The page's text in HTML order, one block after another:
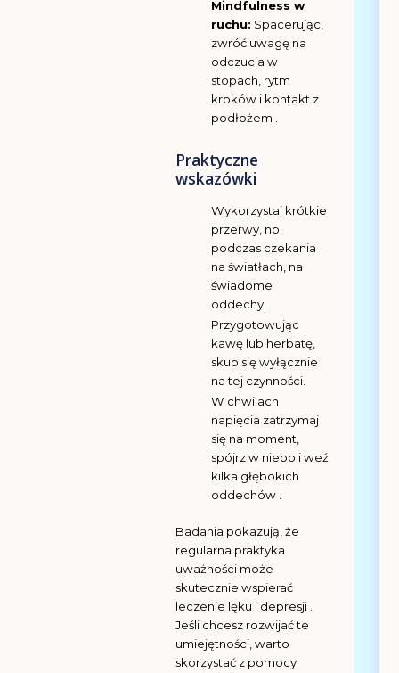
Mindfulness w
ruchu: Spacerując,
zwróć uwagę na
odczucia w
stopach, rytm
kroków i kontakt z
podłożem .
Praktyczne
wskazówki
Wykorzystaj krótkie
przerwy, np.
podczas czekania
na światłach, na
świadome
oddechy.
Przygotowując
kawę lub herbatę,
skup się wyłącznie
na tej czynności.
W chwilach
napięcia zatrzymaj
się na moment,
spójrz w niebo i weź
kilka głębokich
oddechów .
Badania pokazują, że
regularna praktyka
uważności może
skutecznie wspierać
leczenie lęku i depresji .
Jeśli chcesz rozwijać te
umiejętności, warto
skorzystać z pomocy